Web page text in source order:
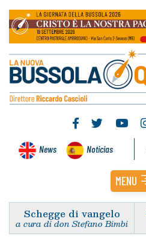
News Noticias
MENU
Schegge di vangelo
a cura di don Stefano Bimbi